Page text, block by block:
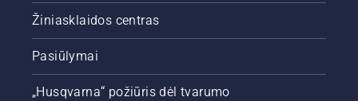
Žiniasklaidos centras
Pasiūlymai
„Husqvarna“ požiūris dėl tvarumo